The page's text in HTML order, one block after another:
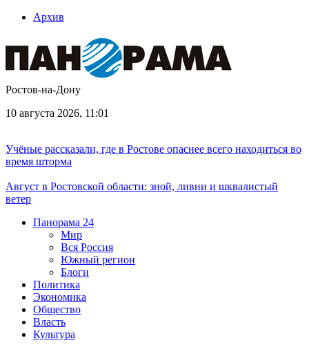
Архив
Ростов-на-Дону
10 августа 2026, 11:01
Учёные рассказали, где в Ростове опаснее всего находиться во
время шторма
Август в Ростовской области: зной, ливни и шквалистый
ветер
Панорама 24
Мир
Вся Россия
Южный регион
Блоги
Политика
Экономика
Общество
Власть
Культура